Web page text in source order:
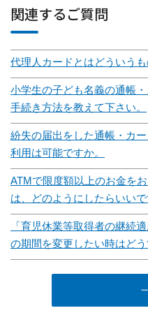
関連するご質問
代理人カードとはどういうも
小学生の子ども名義の通帳
手続き方法を教えて下さい。
紛失の届出をした通帳・カ
利用は可能ですか。
ATMで限度額以上のお金を
は、どのようにしたらいいで
「育児休業等取得者の継続
の期間を変更したい時はど